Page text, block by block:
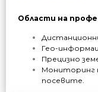
Области на
Гео-
Прецизно
Мониторинг
посевите.